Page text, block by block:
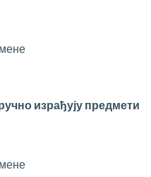
израђују предмети